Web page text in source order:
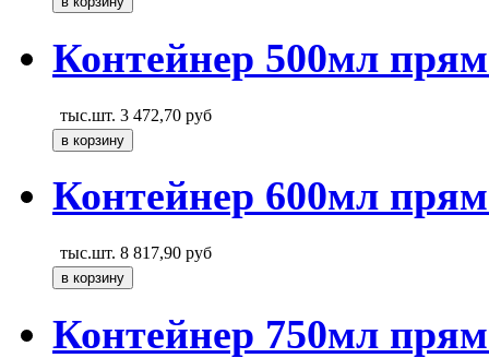
Контейнер 500мл
тыс.шт. 3 472,70 руб
Контейнер 600мл
тыс.шт. 8 817,90 руб
Контейнер 750мл